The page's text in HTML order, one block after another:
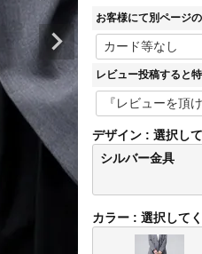
お客様にて別ページ
レビュー投稿すると
デザイン
選択し
シルバー金具
カラー 選択して